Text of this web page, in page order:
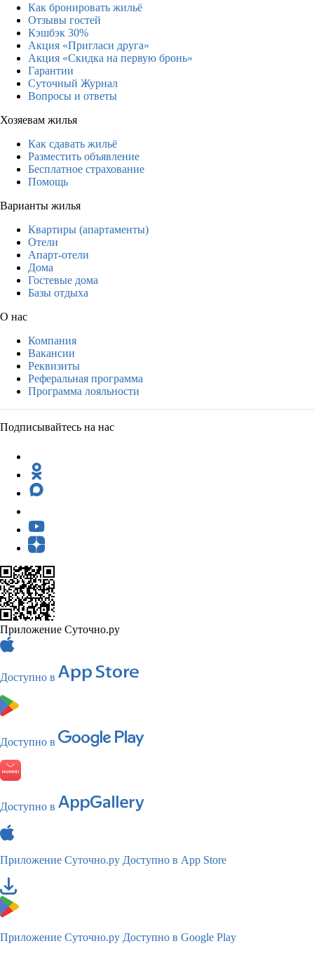
Как бронировать жильё
Отзывы гостей
Кэшбэк 30%
Акция «Пригласи друга»
Акция «Скидка на первую бронь»
Гарантии
Суточный Журнал
Вопросы и ответы
Хозяевам жилья
Как сдавать жильё
Разместить объявление
Бесплатное страхование
Помощь
Варианты жилья
Квартиры (апартаменты)
Отели
Апарт-отели
Дома
Гостевые дома
Базы отдыха
О нас
Компания
Вакансии
Реквизиты
Реферальная программа
Программа лояльности
Подписывайтесь на нас
Приложение Суточно.ру
Доступно в
Доступно в
Доступно в
Приложение Суточно.ру Доступно в App Store
Приложение Суточно.ру Доступно в Google Play